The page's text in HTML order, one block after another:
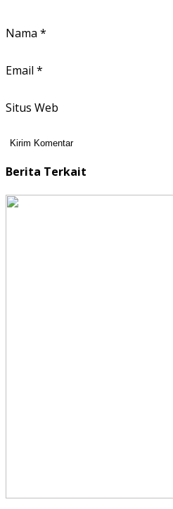
Nama *
Email *
Situs Web
Berita Terkait